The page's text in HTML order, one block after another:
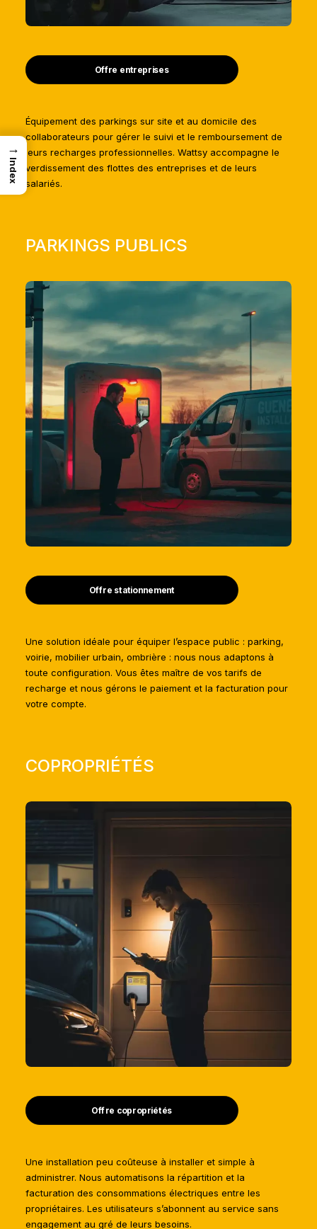
Offre entreprises
Équipement des parkings sur site et au domicile des
collaborateurs pour gérer le suivi et le remboursement de
leurs recharges professionnelles. Wattsy accompagne le
verdissement des flottes des entreprises et de leurs
salariés.
PARKINGS PUBLICS
Offre stationnement
Une solution idéale pour équiper l’espace public : parking,
voirie, mobilier urbain, ombrière : nous nous adaptons à
toute configuration. Vous êtes maître de vos tarifs de
recharge et nous gérons le paiement et la facturation pour
votre compte.
COPROPRIÉTÉS
Offre copropriétés
Une installation peu coûteuse à installer et simple à
administrer. Nous automatisons la répartition et la
facturation des consommations électriques entre les
propriétaires. Les utilisateurs s’abonnent au service sans
engagement au gré de leurs besoins.
→
Index